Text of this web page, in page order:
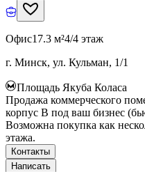
Офис17.3 м²4/4 этаж
г. Минск, ул. Кульман, 1/1
Площадь Якуба Коласа
Продажа коммерческого
корпус B под ваш бизнес
Возможна покупка как
этажа.
Контакты
Написать